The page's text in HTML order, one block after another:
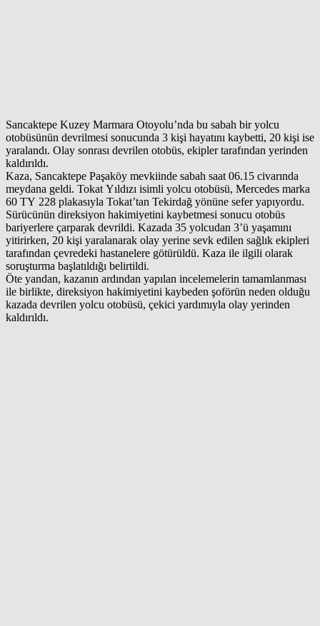
Sancaktepe Kuzey Marmara Otoyolu’nda bu sabah bir yolcu
otobüsünün devrilmesi sonucunda 3 kişi hayatını kaybetti, 20 kişi ise
yaralandı. Olay sonrası devrilen otobüs, ekipler tarafından yerinden
kaldırıldı.
Kaza, Sancaktepe Paşaköy mevkiinde sabah saat 06.15 civarında
meydana geldi. Tokat Yıldızı isimli yolcu otobüsü, Mercedes marka
60 TY 228 plakasıyla Tokat’tan Tekirdağ yönüne sefer yapıyordu.
Sürücünün direksiyon hakimiyetini kaybetmesi sonucu otobüs
bariyerlere çarparak devrildi. Kazada 35 yolcudan 3’ü yaşamını
yitirirken, 20 kişi yaralanarak olay yerine sevk edilen sağlık ekipleri
tarafından çevredeki hastanelere götürüldü. Kaza ile ilgili olarak
soruşturma başlatıldığı belirtildi.
Öte yandan, kazanın ardından yapılan incelemelerin tamamlanması
ile birlikte, direksiyon hakimiyetini kaybeden şoförün neden olduğu
kazada devrilen yolcu otobüsü, çekici yardımıyla olay yerinden
kaldırıldı.